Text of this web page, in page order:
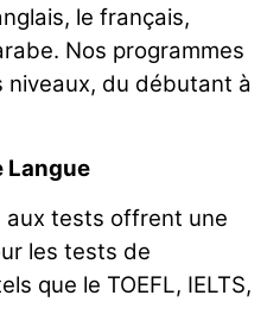
le français,
Nos programmes
niveaux, du débutant à
Langue
aux tests offrent une
les tests de
que le TOEFL, IELTS,